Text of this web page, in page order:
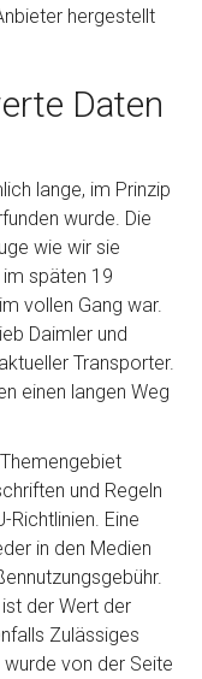
hergestellt
Daten
lange, im Prinzip
wurde. Die
wie wir sie
späten 19
vollen Gang war.
Daimler und
Transporter.
einen langen Weg
und Regeln
Richtlinien. Eine
in den Medien
der Wert der
Zulässiges
von der Seite